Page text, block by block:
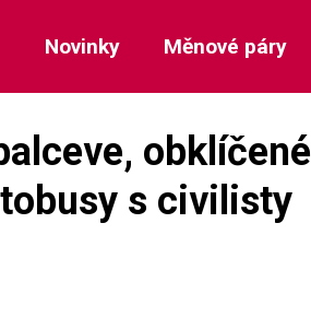
Novinky Měnové páry
obklíčené
s civilisty